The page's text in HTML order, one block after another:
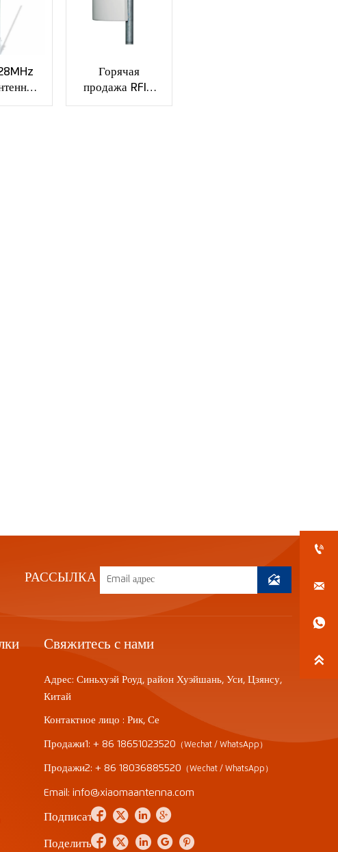
6dBi с
Горячая
продажа RFID
антенны
РАССЫЛКА 
Свяжитесь с нами
Адрес: Синьхуэй Роуд, район Хуэйшань, Уси, Цзянсу,
Китай
Контактное лицо : Рик, Се
Продажи1: + 86 18651023520 （Wechat / WhatsApp）
Продажи2: + 86 18036885520 （Wechat / WhatsApp）
Email: info@xiaomaantenna.com
Подписаться
   
Поделиться
    



